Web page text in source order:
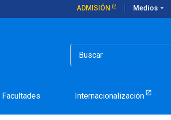
ADMISIÓN Medios arrow_drop_down
Facultades Internacionalización
reunió